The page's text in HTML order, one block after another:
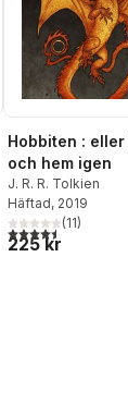
röster:
Hobbiten : eller
och hem igen
J. R. R. Tolkien
Häftad, 2019
4,5utav 5 stjärnor.
(11)
225 kr